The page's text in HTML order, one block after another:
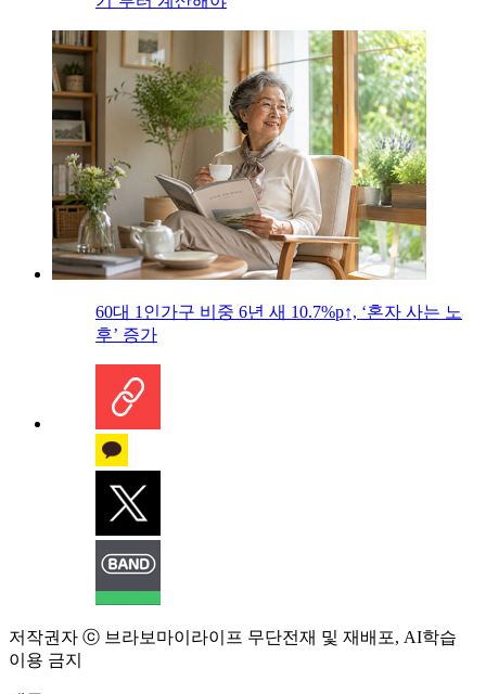
60대 1인가구 비중 6년 새 10.7%p↑, ‘혼자 사는 노
후’ 증가
저작권자 ⓒ 브라보마이라이프 무단전재 및 재배포, AI학습
이용 금지